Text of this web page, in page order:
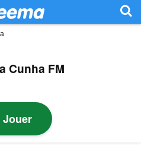
Cunha FM
Jouer